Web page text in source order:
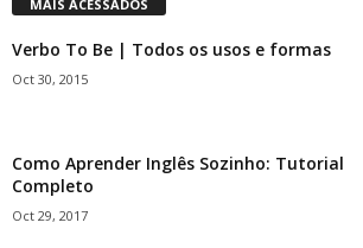
MAIS ACESSADOS
Verbo To Be | Todos os usos e formas
Oct 30, 2015
Como Aprender Inglês Sozinho: Tutorial
Completo
Oct 29, 2017